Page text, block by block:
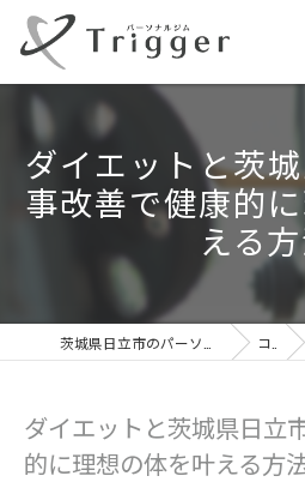
ダイエットと茨
事改善で健康的
える
コラム
ダイエットと茨城県日立
的に理想の体を叶える方